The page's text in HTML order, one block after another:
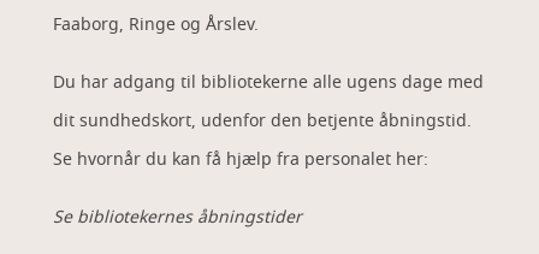
Faaborg, Ringe og Årslev.
Du har adgang til bibliotekerne alle ugens dage med
dit sundhedskort, udenfor den betjente åbningstid.
Se hvornår du kan få hjælp fra personalet her:
Se bibliotekernes åbningstider